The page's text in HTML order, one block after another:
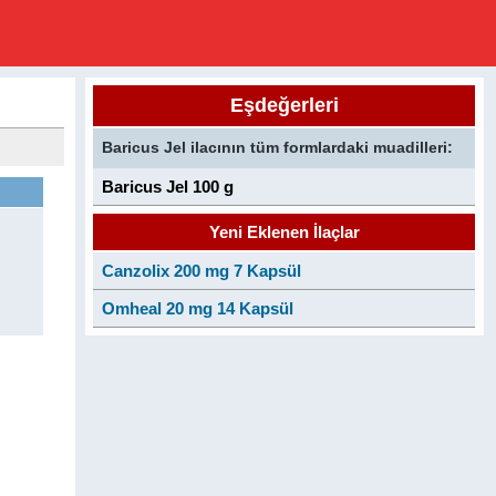
Eşdeğerleri
Baricus Jel ilacının tüm formlardaki muadilleri:
Baricus Jel 100 g
Yeni Eklenen İlaçlar
Canzolix 200 mg 7 Kapsül
Omheal 20 mg 14 Kapsül